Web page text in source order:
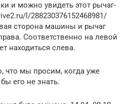
и можно увидеть этот рычаг-
l/288230376152468981/
сторона машины и рычаг
Соответственно на левой
находиться слева.
что мы просим, когда уже
его не знать.